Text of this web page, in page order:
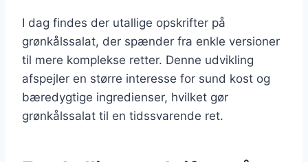
I dag findes der utallige opskrifter på
grønkålssalat, der spænder fra enkle versioner
til mere komplekse retter. Denne udvikling
afspejler en større interesse for sund kost og
bæredygtige ingredienser, hvilket gør
grønkålssalat til en tidssvarende ret.